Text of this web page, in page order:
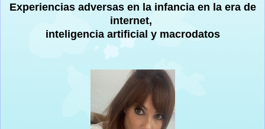
Experiencias adversas en la infancia en la era de
internet,
inteligencia artificial y macrodatos